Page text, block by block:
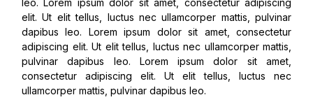
elit. Ut elit tellus, luctus nec ullamcorper mattis, pulvinar
dapibus leo. Lorem ipsum dolor sit amet, consectetur
adipiscing elit. Ut elit tellus, luctus nec ullamcorper mattis,
pulvinar dapibus leo. Lorem ipsum dolor sit amet,
consectetur adipiscing elit. Ut elit tellus, luctus nec
ullamcorper mattis, pulvinar dapibus leo.